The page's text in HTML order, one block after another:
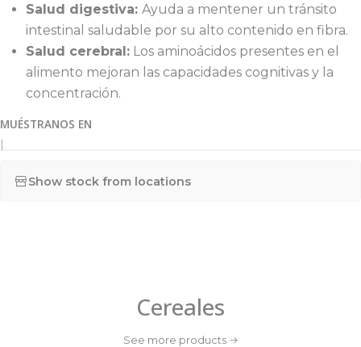
Salud digestiva: Ayuda a mentener un tránsito
intestinal saludable por su alto contenido en fibra.
Salud cerebral: Los aminoácidos presentes en el
alimento mejoran las capacidades cognitivas y la
concentración.
MUÉSTRANOS EN
|
Show stock from locations
Cereales
See more products